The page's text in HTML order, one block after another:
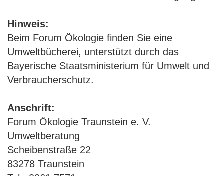
Hinweis:
Beim Forum Ökologie finden Sie eine
Umweltbücherei, unterstützt durch das
Bayerische Staatsministerium für Umwelt und
Verbraucherschutz.
Anschrift:
Forum Ökologie Traunstein e. V.
Umweltberatung
Scheibenstraße 22
83278 Traunstein